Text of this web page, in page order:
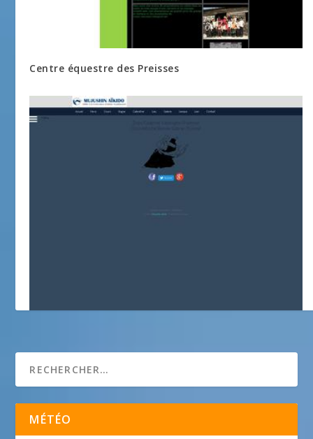
Centre équestre des Preisses
MÉTÉO